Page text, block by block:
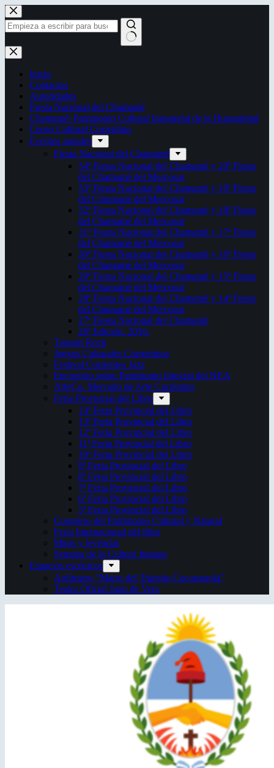
Saltar
al
contenido
Sin
resultados
Inicio
Contactos
Autoridades
Fiesta Nacional del Chamamé
Chamamé: Patrimonio Cultural Inmaterial de la Humanidad
Censo Cultural Correntino
Eventos anuales
Fiesta Nacional del Chamamé
34ª Fiesta Nacional del Chamamé y 20ª Fiesta
del Chamamé del Mercosur
33ª Fiesta Nacional del Chamamé y 19ª Fiesta
del Chamamé del Mercosur
32ª Fiesta Nacional del Chamamé y 18ª Fiesta
del Chamamé del Mercosur
31ª Fiesta Nacional del Chamamé y 17ª Fiesta
del Chamamé del Mercosur
30ª Fiesta Nacional del Chamamé y 16ª Fiesta
del Chamamé del Mercosur
29ª Fiesta Nacional del Chamamé y 15ª Fiesta
del Chamamé del Mercosur
28ª Fiesta Nacional del Chamamé y 14ª Fiesta
del Chamamé del Mercosur
27ª Fiesta Nacional del Chamamé
26ª Edición. 2016.
Taragüi Rock
Juegos Culturales Correntinos
Festival Corrientes Jazz
Encuentro sobre Patrimonio Integral del NEA
ArteCo. Mercado de Arte Corrientes
Feria Provincial del Libro
14ª Feria Provincial del Libro
13ª Feria Provincial del Libro
12ª Feria Provincial del Libro
11ª Feria Provincial del Libro
10ª Feria Provincial del Libro
9ª Feria Provincial del Libro
8ª Feria Provincial del Libro
7ª Feria Provincial del Libro
6ª Feria Provincial del Libro
5ª Feria Provincial del Libro
Congreso del Patrimonio Cultural y Natural
Feria Internacional del libro
Mitos y leyendas
Semana de la Cultura Italiana
Espacios escénicos
Anfiteatro “Mario del Tránsito Cocomarola”
Teatro Oficial Juan de Vera